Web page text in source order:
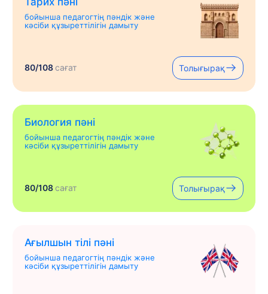
бойынша педагогтің пәндік және
кәсіби құзыреттілігін дамыту
80/108сағат Толығырақ
Биология пәні
бойынша педагогтің пәндік және
кәсіби құзыреттілігін дамыту
80/108сағат Толығырақ
Ағылшын тілі пәні
бойынша педагогтің пәндік және
кәсіби құзыреттілігін дамыту